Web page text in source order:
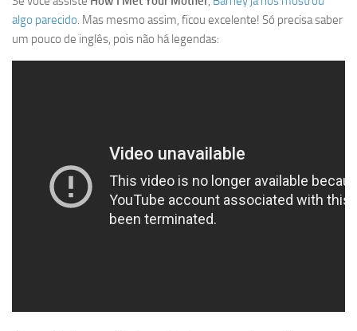
algo parecido. Mas mesmo assim, ficou excelente! Só precisa saber
um pouco de inglês, pois não há legendas: